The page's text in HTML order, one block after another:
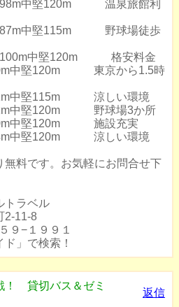
98m中堅120m 温泉旅館利
87m中堅115m 野球場徒歩
100m中堅120m 格安料金
中堅120m 東京から1.5時
中堅115m 涼しい環境
中堅120m 野球場3か所
中堅120m 施設充実
中堅120m 涼しい環境
無料です。お気軽にお問合せ下
トラベル
2-11-8
９−１９９１
ド」で検索！
！ 貸切バス＆ゼミ
返信